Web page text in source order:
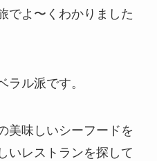
でよ〜くわかりました
ラル派です。
美味しいシーフードを
いレストランを探して